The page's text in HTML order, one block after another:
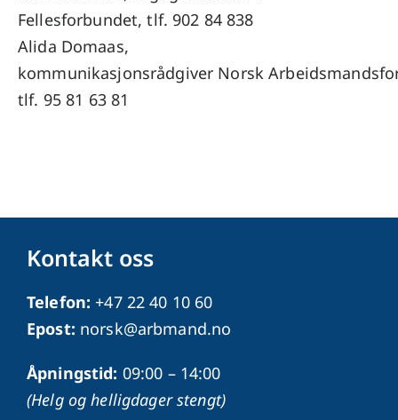
Fellesforbundet, tlf. 902 84 838
Alida Domaas,
kommunikasjonsrådgiver Norsk
tlf. 95 81 63 81
Kontakt oss
Telefon: +47 22 40 10 60
Epost: norsk@arbmand.no
Åpningstid: 09:00 – 14:00
(Helg og helligdager stengt)